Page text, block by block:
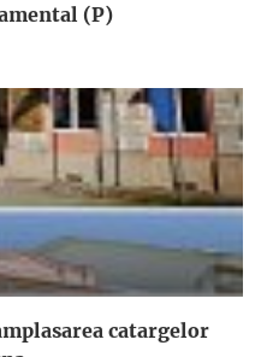
(P)
catargelor